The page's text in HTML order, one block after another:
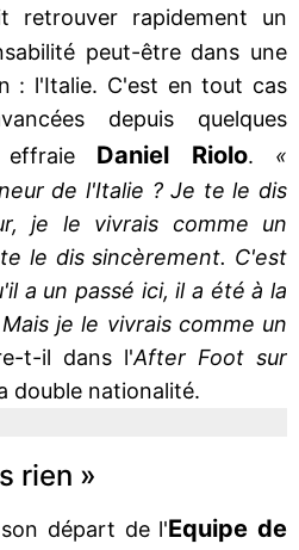
retrouver rapidement un
peut-être dans une
: l'Italie. C'est en tout cas
depuis quelques
effraie Daniel Riolo. «
de l'Italie ? Je te le dis
je le vivrais comme un
le dis sincèrement. C'est
a un passé ici, il a été à la
je le vivrais comme un
t-il dans l'After Foot sur
double nationalité.
rien »
départ de l'Equipe de